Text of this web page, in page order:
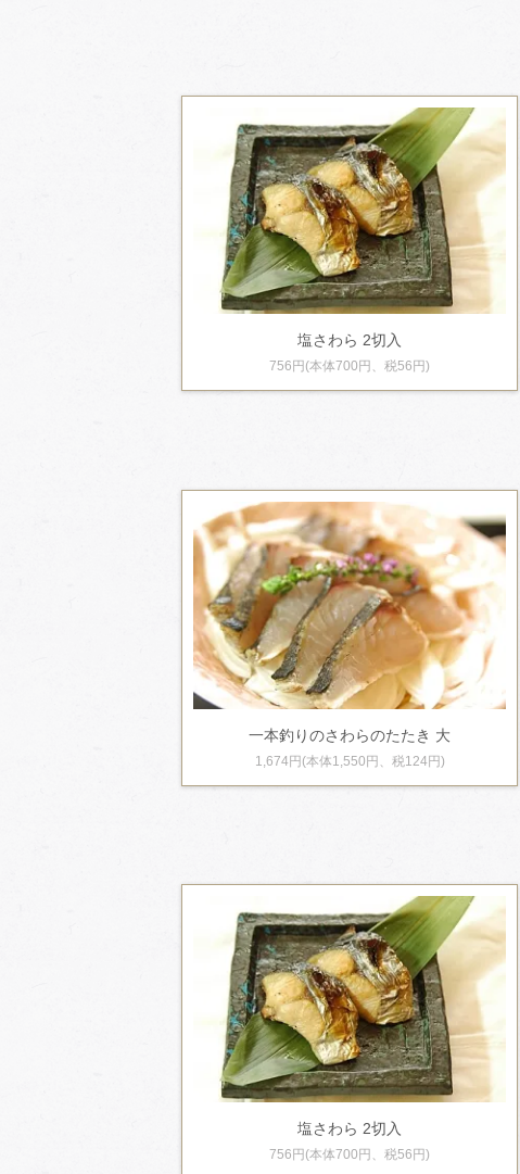
塩さわら 2切入
756円(本体700円、税56円)
一本釣りのさわらのたたき 大
1,674円(本体1,550円、税124円)
塩さわら 2切入
756円(本体700円、税56円)